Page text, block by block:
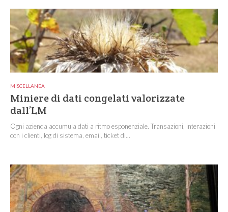
MISCELLANEA
Miniere di dati congelati valorizzate
dall’LM
Ogni azienda accumula dati a ritmo esponenziale. Transazioni, interazioni
con i clienti, log di sistema, email, ticket di...